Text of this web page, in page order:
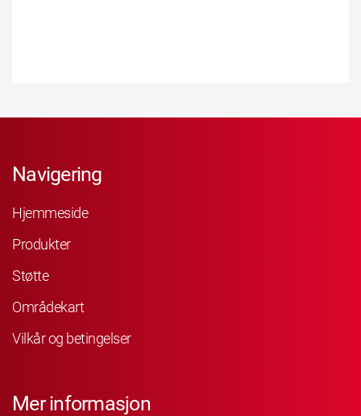
Navigering
Hjemmeside
Produkter
Støtte
Områdekart
Vilkår og betingelser
Mer informasjon